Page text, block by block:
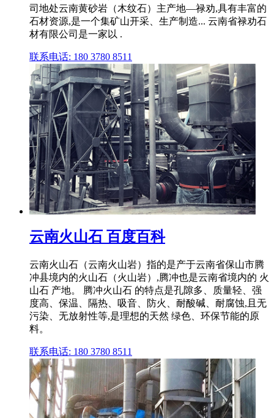
司地处云南黄砂岩（木纹石）主产地—禄劝,具有丰富的
石材资源,是一个集矿山开采、生产制造... 云南省禄劝石
材有限公司是一家以 .
联系电话: 180 3780 8511
云南火山石 百度百科
云南火山石（云南火山岩）指的是产于云南省保山市腾
冲县境内的火山石（火山岩）,腾冲也是云南省境内的 火
山石 产地。 腾冲火山石 的特点是孔隙多、质量轻、强
度高、保温、隔热、吸音、防火、耐酸碱、耐腐蚀,且无
污染、无放射性等,是理想的天然 绿色、环保节能的原
料。
联系电话: 180 3780 8511